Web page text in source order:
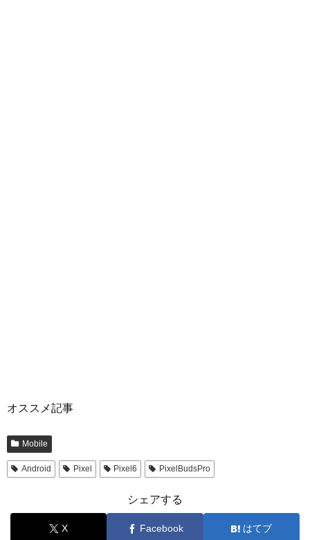
オススメ記事
Mobile
Android Pixel Pixel6 PixelBudsPro
シェアする
X Facebook はてブ